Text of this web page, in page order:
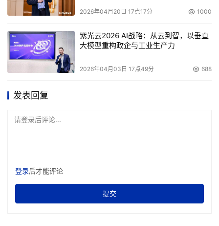
2026年04月20日 17点17分 1000
紫光云2026 AI战略：从云到智，以垂直
大模型重构政企与工业生产力
2026年04月03日 17点49分 688
发表回复
请登录后评论...
登录后才能评论
提交